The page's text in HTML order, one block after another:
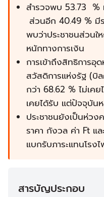
สำรวจพบ 53.73 %
ส่วนอีก 40.49 % มี
พบว่าประชาชนส่วนใ
หนักทางการเงิน
การเข้าถึงสิทธิการอุ
สวัสดิการแห่งรัฐ (บิ
กว่า 68.62 % ไม่เค
เคยได้รับ แต่ปัจจุบัน
ประชาชนยังเป็นห่วง
ราคา กังวล ค่า Ft แ
แบกรับภาระแทนโรง
สารบัญประกอบ